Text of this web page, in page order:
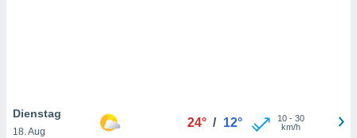
Dienstag
18. Aug
24° / 12° 10- 30
km/h